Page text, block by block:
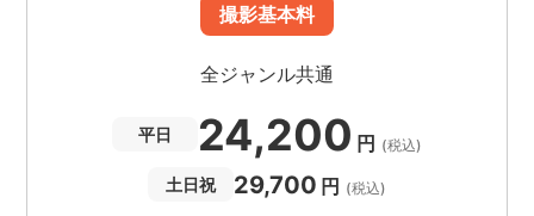
撮影基本料
全ジャンル共通
平日 24,200 円 (税込)
土日祝 29,700 円 (税込)